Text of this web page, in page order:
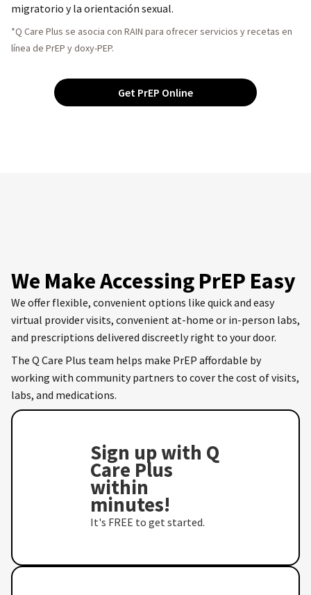
migratorio y la orientación sexual.
*Q Care Plus se asocia con RAIN para ofrecer servicios y recetas en
línea de PrEP y doxy-PEP.
Get PrEP Online
We Make Accessing PrEP Easy
We offer flexible, convenient options like quick and easy
virtual provider visits, convenient at-home or in-person labs,
and prescriptions delivered discreetly right to your door.
The Q Care Plus team helps make PrEP affordable by
working with community partners to cover the cost of visits,
labs, and medications.
Sign up with Q
Care Plus
within
minutes!
It's FREE to get started.